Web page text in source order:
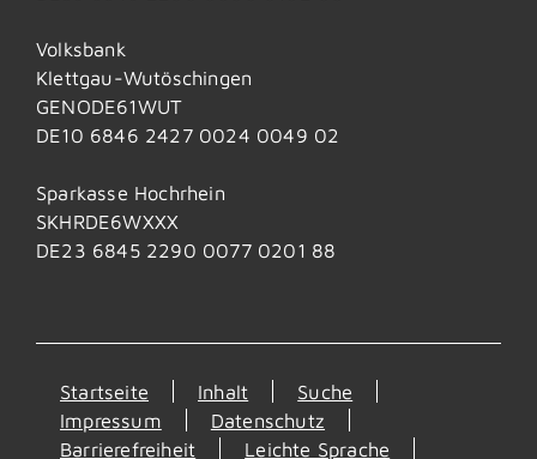
Volksbank
Klettgau-Wutöschingen
GENODE61WUT
DE10 6846 2427 0024 0049 02
Sparkasse Hochrhein
SKHRDE6WXXX
DE23 6845 2290 0077 0201 88
Startseite Inhalt
Suche
Impressum
Datenschutz
Barrierefreiheit
Leichte Sprache